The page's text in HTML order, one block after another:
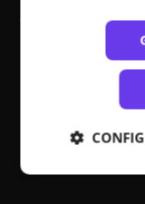
Mapa do site